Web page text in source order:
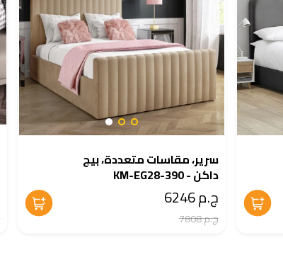
سرير، مقاسات متعددة، بيج
داكن - KM-EG28-390
ج.م 6246
ج.م 7808